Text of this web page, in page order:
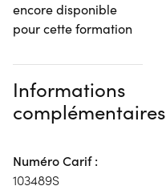
encore disponible
pour cette formation
Informations
complémentaires
Numéro Carif :
103489S